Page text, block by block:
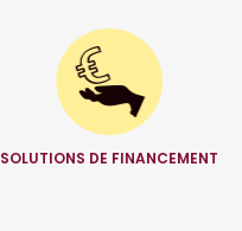
SOLUTIONS DE FINANCEMENT